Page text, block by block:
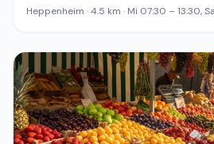
Heppenheim · 4.5 km · Mi 07:30 – 13:30,